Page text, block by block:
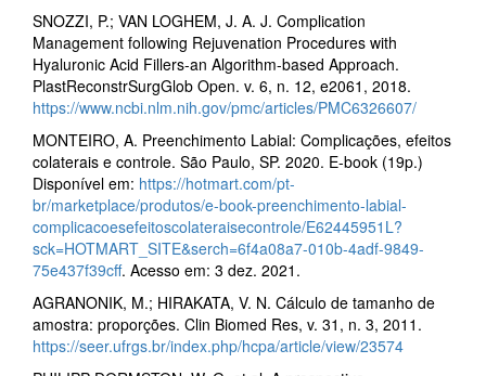
SNOZZI, P.; VAN LOGHEM, J. A. J. Complication
Management following Rejuvenation Procedures with
Hyaluronic Acid Fillers-an Algorithm-based Approach.
PlastReconstrSurgGlob Open. v. 6, n. 12, e2061, 2018.
https://www.ncbi.nlm.nih.gov/pmc/articles/PMC6326607/
MONTEIRO, A. Preenchimento Labial: Complicações, efeitos
colaterais e controle. São Paulo, SP. 2020. E-book (19p.)
Disponível em: https://hotmart.com/pt-
br/marketplace/produtos/e-book-preenchimento-labial-
complicacoesefeitoscolateraisecontrole/E62445951L?
sck=HOTMART_SITE&serch=6f4a08a7-010b-4adf-9849-
75e437f39cff. Acesso em: 3 dez. 2021.
AGRANONIK, M.; HIRAKATA, V. N. Cálculo de tamanho de
amostra: proporções. Clin Biomed Res, v. 31, n. 3, 2011.
https://seer.ufrgs.br/index.php/hcpa/article/view/23574